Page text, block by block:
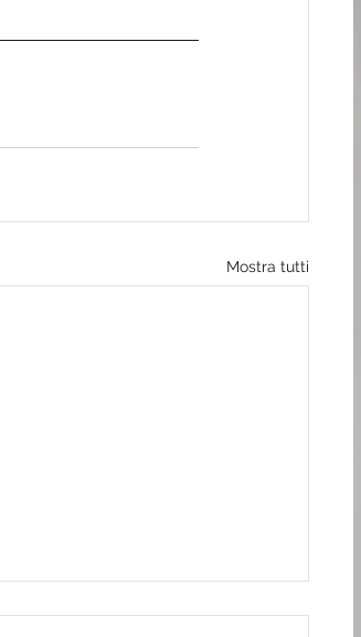
Mostra tutti